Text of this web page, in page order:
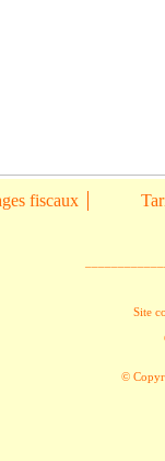
fiscaux
Site
©